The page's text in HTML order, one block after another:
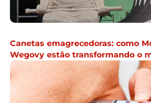
Canetas emagrecedoras: como
Wegovy estão transformando o